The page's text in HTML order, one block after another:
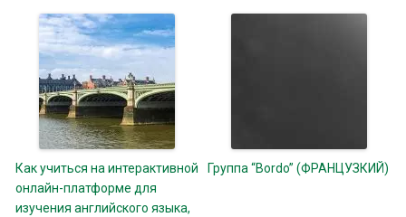
Как учиться на интерактивной
онлайн-платформе для
изучения английского языка,
Группа “Bordo” (ФРАНЦУЗКИЙ)